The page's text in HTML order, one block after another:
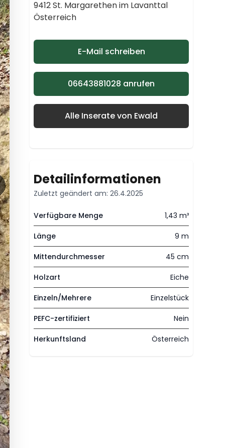
9412 St. Margarethen im Lavanttal
Österreich
E-Mail schreiben
06643881028 anrufen
Alle Inserate von Ewald
Detailinformationen
Zuletzt geändert am: 26.4.2025
Verfügbare Menge 1,43 m³
Länge 9 m
Mittendurchmesser 45 cm
Holzart Eiche
Einzeln/Mehrere Einzelstück
PEFC-zertifiziert Nein
Herkunftsland Österreich